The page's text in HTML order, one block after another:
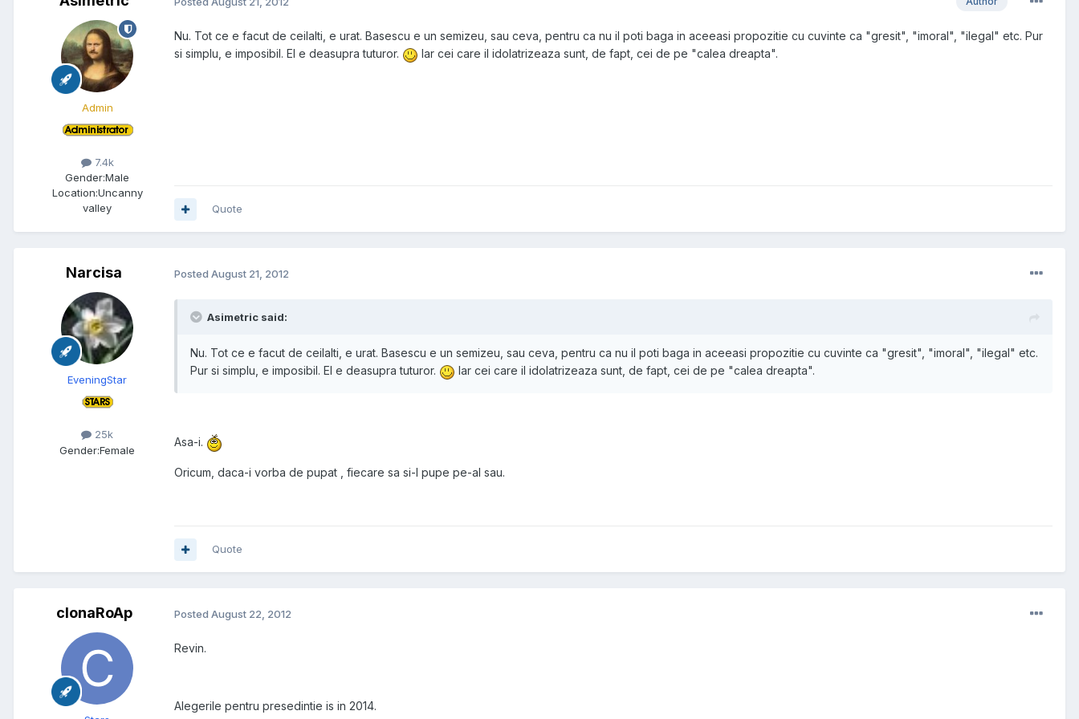
Admin
7.4k
Gender:Male
Location:Uncanny
valley
Nu. Tot ce e facut de ceilalti, e urat. Basescu e un semizeu, sau ceva, pentru ca nu il poti baga in aceeasi propozitie cu cuvinte ca "gresit", "imoral", "ilegal" etc. Pur
si simplu, e imposibil. El e deasupra tuturor.
Iar cei care il idolatrizeaza sunt, de fapt, cei de pe "calea dreapta".
Quote
Narcisa
EveningStar
25k
Gender:Female
Posted August 21, 2012
Asimetric said:
Nu. Tot ce e facut de ceilalti, e urat. Basescu e un semizeu, sau ceva, pentru ca nu il poti baga in aceeasi propozitie cu cuvinte ca "gresit", "imoral", "ilegal" etc.
Pur si simplu, e imposibil. El e deasupra tuturor.
Iar cei care il idolatrizeaza sunt, de fapt, cei de pe "calea dreapta".
Asa-i.
Oricum, daca-i vorba de pupat , fiecare sa si-l pupe pe-al sau.
Quote
clonaRoAp Posted August 22, 2012
Revin.
Alegerile pentru presedintie is in 2014.